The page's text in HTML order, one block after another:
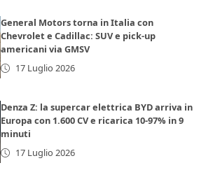
General Motors torna in Italia con
Chevrolet e Cadillac: SUV e pick-up
americani via GMSV
17 Luglio 2026
Denza Z: la supercar elettrica BYD arriva in
Europa con 1.600 CV e ricarica 10-97% in 9
minuti
17 Luglio 2026